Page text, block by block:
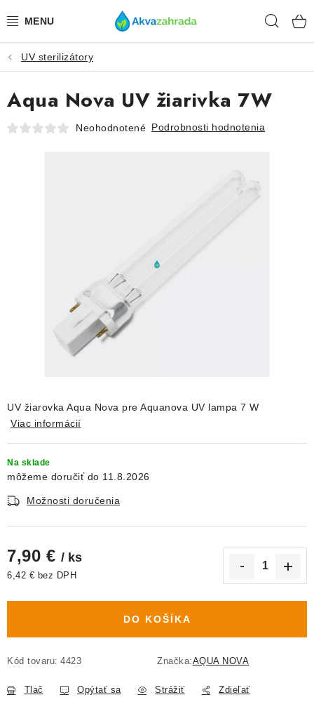
na
TECHNIKA
HNOJIVÁ
VODA
KRMIVÁ A VITAMÍNY
DEKORÁCIE
KREVETKY
VÝPREDAJ
O nás
UV sterilizátory
UV žiarovka Aqua Nova pre Aquanova UV lampa 7 W
Viac informácií
Na sklade
11.8.2026
Možnosti doručenia
7,90 € / ks
6,42 € bez DPH
DO KOŠÍKA
Kód tovaru: 4423 Značka:AQUA NOVA
Tlač Opýtať sa Strážiť Zdieľať
Aqua Nova UV žiarivka 7W
Neohodnotené Podrobnosti hodnotenia